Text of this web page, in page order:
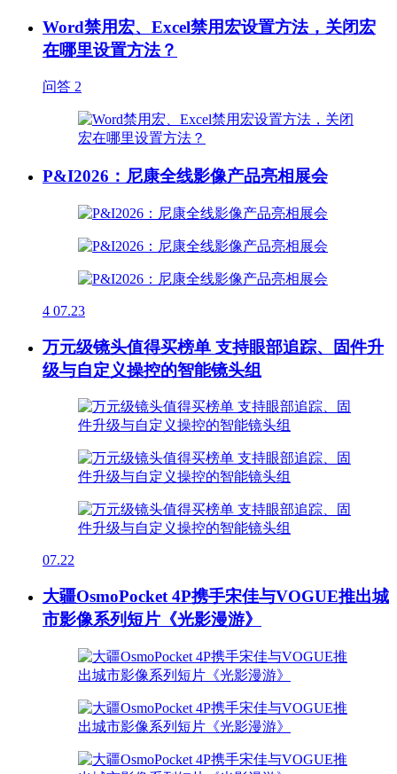
Word禁用宏、Excel禁用宏设置方法，关闭宏
在哪里设置方法？
问答 2
P&I2026：尼康全线影像产品亮相展会
4 07.23
万元级镜头值得买榜单 支持眼部追踪、固件升
级与自定义操控的智能镜头组
07.22
大疆OsmoPocket 4P携手宋佳与VOGUE推出城
市影像系列短片《光影漫游》